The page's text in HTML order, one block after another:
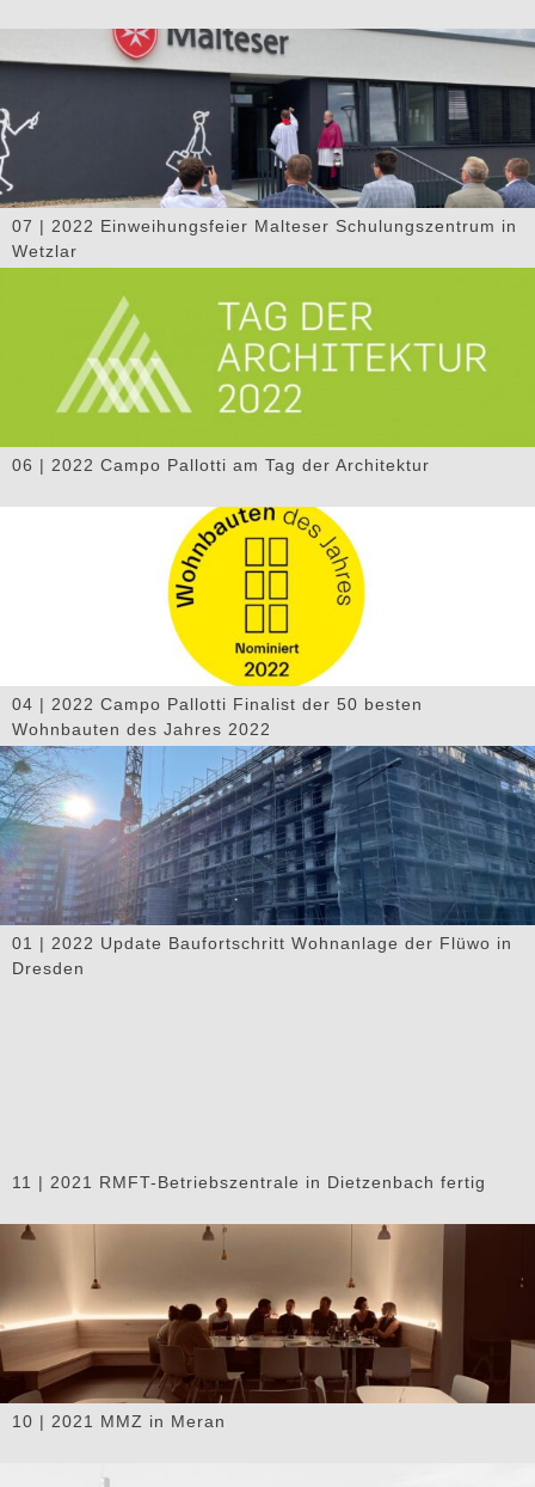
07 | 2022 Einweihungsfeier Malteser Schulungszentrum in
Wetzlar
06 | 2022 Campo Pallotti am Tag der Architektur
04 | 2022 Campo Pallotti Finalist der 50 besten
Wohnbauten des Jahres 2022
01 | 2022 Update Baufortschritt Wohnanlage der Flüwo in
Dresden
11 | 2021 RMFT-Betriebszentrale in Dietzenbach fertig
10 | 2021 MMZ in Meran